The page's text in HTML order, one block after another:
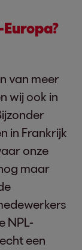
van meer
wij ook in
in Frankrijk
onze
maar
NPL-
een